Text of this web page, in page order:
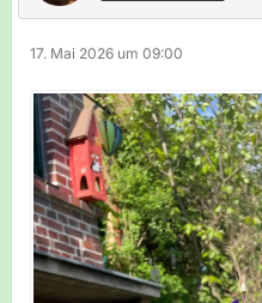
17. Mai 2026 um 09:00